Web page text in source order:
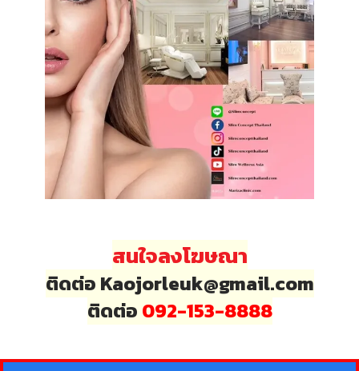
สนใจลงโฆษณา
ติดต่อ Kaojorleuk@gmail.com
ติดต่อ 092-153-8888